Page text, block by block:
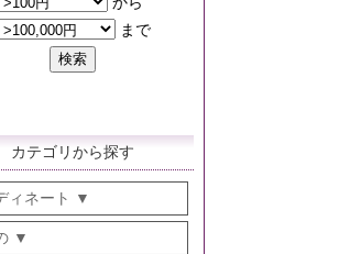
カテゴリから探す
ィネート